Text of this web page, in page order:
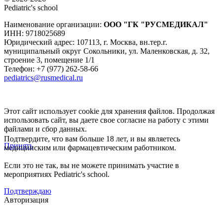
Pediatric's school
Наименование организации: ООО "ГК "РУСМЕДИКАЛ"
ИНН: 9718025689
Юридический адрес: 107113, г. Москва, вн.тер.г.
муниципальный округ Сокольники, ул. Маленковская, д. 32,
строение 3, помещение 1/1
Телефон: +7 (977) 262-58-66
pediatrics@rusmedical.ru
Этот сайт использует cookie для хранения файлов. Продолжая
использовать сайт, вы даете свое согласие на работу с этими
файлами и сбор данных.
Принять
Подтвердите, что вам больше 18 лет, и вы являетесь
медицинским или фармацевтическим работником.
Если это не так, вы не можете принимать участие в
мероприятиях Pediatric's school.
Подтверждаю
Авторизация